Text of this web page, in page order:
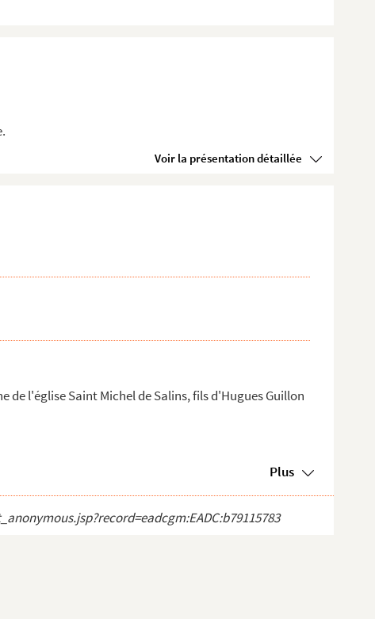
Voir la présentation détaillée
de l'église Saint Michel de Salins, fils d'Hugues Guillon
Plus